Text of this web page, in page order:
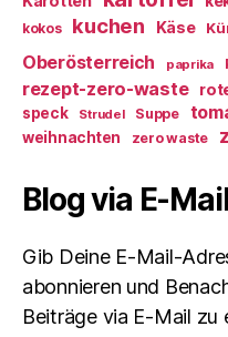
kokos kuchen Käse
Oberösterreich paprika
rezept-zero-waste
speck Strudel Suppe
weihnachten zero waste
Blog via E-
Gib Deine E-Mail-
abonnieren und
Beiträge via E-Mail zu